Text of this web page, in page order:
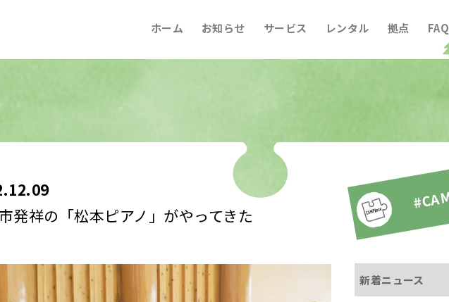
ホーム お知らせ サービス レンタル 拠点 FAQ
発祥の「松本ピアノ」がやってきた
新着ニュース